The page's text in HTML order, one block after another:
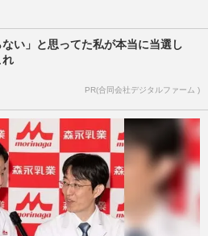
ない」と思ってた私が本当に当選し
れ
PR(合同会社デジタルファーム )